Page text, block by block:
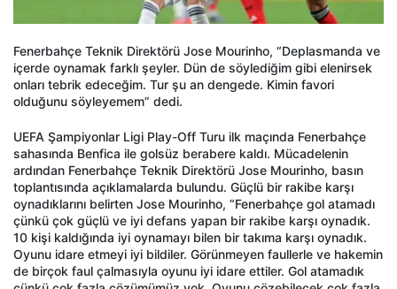
Fenerbahçe Teknik Direktörü Jose Mourinho, “Deplasmanda ve
içerde oynamak farklı şeyler. Dün de söylediğim gibi elenirsek
onları tebrik edeceğim. Tur şu an dengede. Kimin favori
olduğunu söyleyemem” dedi.
UEFA Şampiyonlar Ligi Play-Off Turu ilk maçında Fenerbahçe
sahasında Benfica ile golsüz berabere kaldı. Mücadelenin
ardından Fenerbahçe Teknik Direktörü Jose Mourinho, basın
toplantısında açıklamalarda bulundu. Güçlü bir rakibe karşı
oynadıklarını belirten Jose Mourinho, “Fenerbahçe gol atamadı
çünkü çok güçlü ve iyi defans yapan bir rakibe karşı oynadık.
10 kişi kaldığında iyi oynamayı bilen bir takıma karşı oynadık.
Oyunu idare etmeyi iyi bildiler. Görünmeyen faullerle ve hakemin
de birçok faul çalmasıyla oyunu iyi idare ettiler. Gol atamadık